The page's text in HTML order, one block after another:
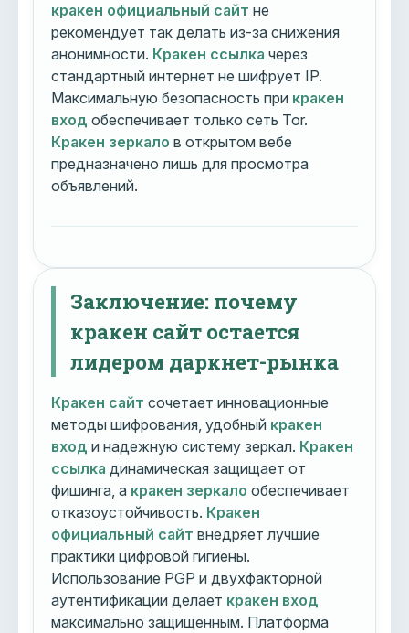
кракен официальный сайт не
рекомендует так делать из-за снижения
анонимности. Кракен ссылка через
стандартный интернет не шифрует IP.
Максимальную безопасность при кракен
вход обеспечивает только сеть Tor.
Кракен зеркало в открытом вебе
предназначено лишь для просмотра
объявлений.
Заключение: почему
кракен сайт остается
лидером даркнет-рынка
Кракен сайт сочетает инновационные
методы шифрования, удобный кракен
вход и надежную систему зеркал. Кракен
ссылка динамическая защищает от
фишинга, а кракен зеркало обеспечивает
отказоустойчивость. Кракен
официальный сайт внедряет лучшие
практики цифровой гигиены.
Использование PGP и двухфакторной
аутентификации делает кракен вход
максимально защищенным. Платформа